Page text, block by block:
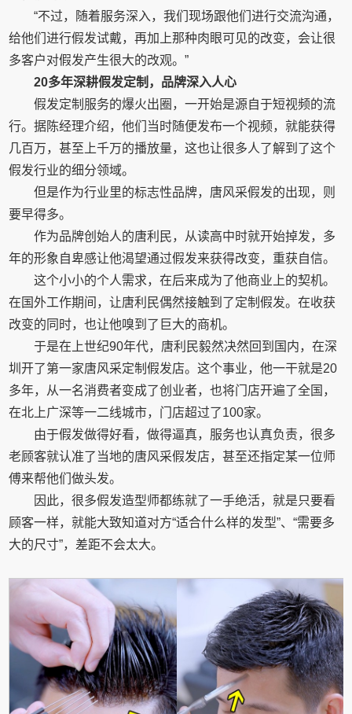
“不过，随着服务深入，我们现场跟他们进行交流沟通，
给他们进行假发试戴，再加上那种肉眼可见的改变，会让很
多客户对假发产生很大的改观。”
20多年深耕假发定制，品牌深入人心
假发定制服务的爆火出圈，一开始是源自于短视频的流
行。据陈经理介绍，他们当时随便发布一个视频，就能获得
几百万，甚至上千万的播放量，这也让很多人了解到了这个
假发行业的细分领域。
但是作为行业里的标志性品牌，唐风采假发的出现，则
要早得多。
作为品牌创始人的唐利民，从读高中时就开始掉发，多
年的形象自卑感让他渴望通过假发来获得改变，重获自信。
这个小小的个人需求，在后来成为了他商业上的契机。
在国外工作期间，让唐利民偶然接触到了定制假发。在收获
改变的同时，也让他嗅到了巨大的商机。
于是在上世纪90年代，唐利民毅然决然回到国内，在深
圳开了第一家唐风采定制假发店。这个事业，他一干就是20
多年，从一名消费者变成了创业者，也将门店开遍了全国，
在北上广深等一二线城市，门店超过了100家。
由于假发做得好看，做得逼真，服务也认真负责，很多
老顾客就认准了当地的唐风采假发店，甚至还指定某一位师
傅来帮他们做头发。
因此，很多假发造型师都练就了一手绝活，就是只要看
顾客一样，就能大致知道对方“适合什么样的发型”、“需要多
大的尺寸”，差距不会太大。